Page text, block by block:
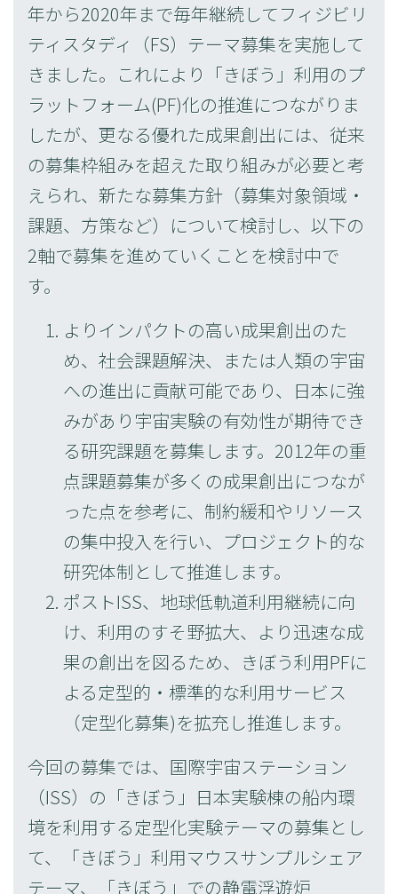
年から2020年まで毎年継続してフィジビリ
ティスタディ（FS）テーマ募集を実施して
きました。これにより「きぼう」利用のプ
ラットフォーム(PF)化の推進につながりま
したが、更なる優れた成果創出には、従来
の募集枠組みを超えた取り組みが必要と考
えられ、新たな募集方針（募集対象領域・
課題、方策など）について検討し、以下の
2軸で募集を進めていくことを検討中で
す。
よりインパクトの高い成果創出のた
め、社会課題解決、または人類の宇宙
への進出に貢献可能であり、日本に強
みがあり宇宙実験の有効性が期待でき
る研究課題を募集します。2012年の重
点課題募集が多くの成果創出につなが
った点を参考に、制約緩和やリソース
の集中投入を行い、プロジェクト的な
研究体制として推進します。
ポストISS、地球低軌道利用継続に向
け、利用のすそ野拡大、より迅速な成
果の創出を図るため、きぼう利用PFに
よる定型的・標準的な利用サービス
（定型化募集)を拡充し推進します。
今回の募集では、国際宇宙ステーション
（ISS）の「きぼう」日本実験棟の船内環
境を利用する定型化実験テーマの募集とし
て、「きぼう」利用マウスサンプルシェア
テーマ、「きぼう」での静電浮遊炉